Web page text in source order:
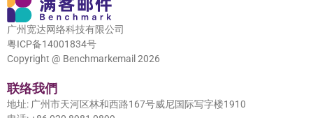
广州宽达网络科技有限公司
粤ICP备14001834号
Copyright @ Benchmarkemail 2026
联络我們
地址: 广州市天河区林和西路167号威尼国际写字楼1910